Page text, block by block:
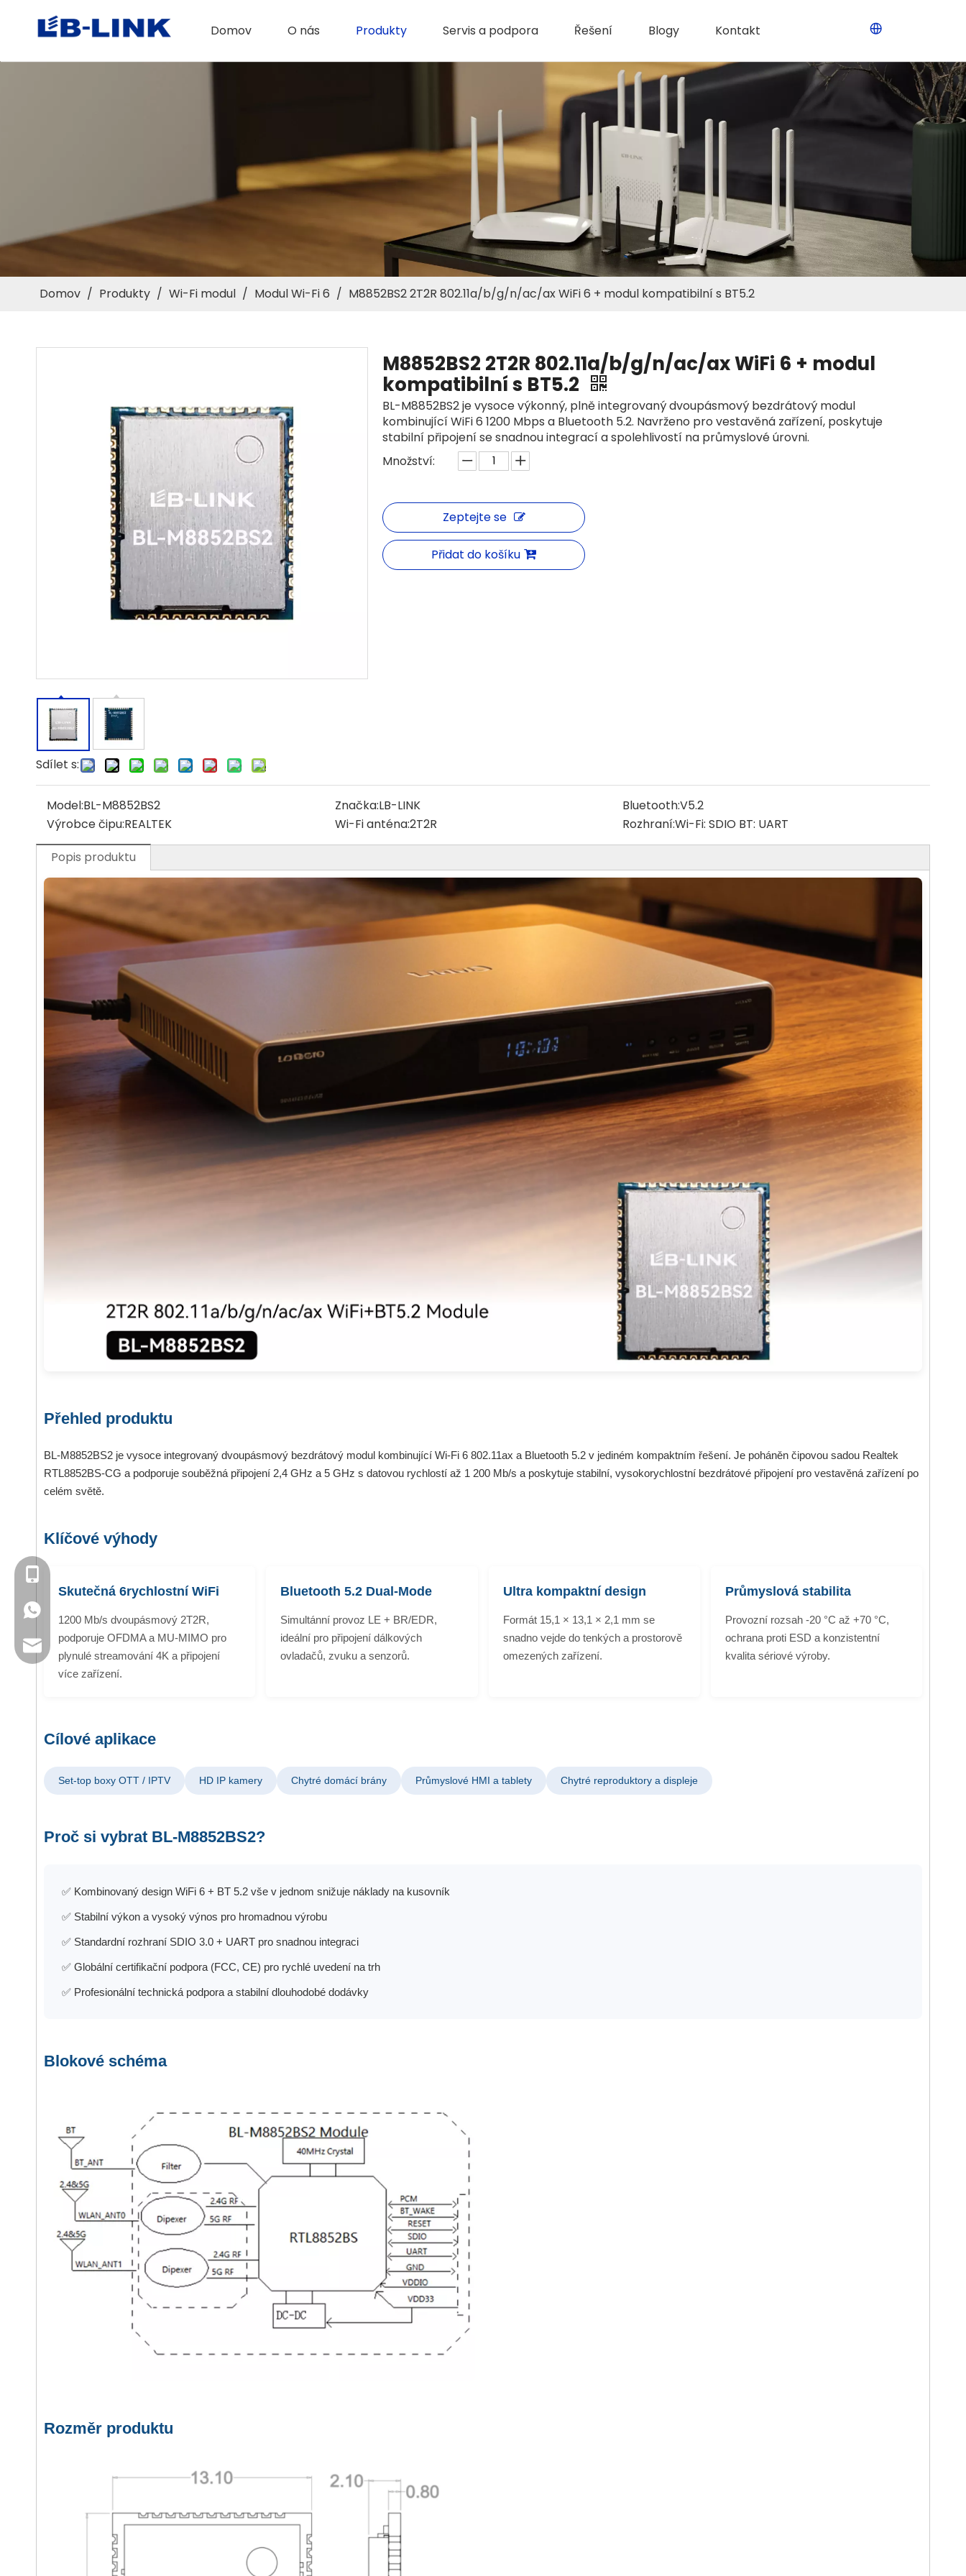
Domov O nás Produkty Servis a podpora Řešení Blogy Kontakt
Domov / Produkty / Wi-Fi modul / Modul Wi-Fi 6 / M8852BS2 2T2R 802.11a/b/g/n/ac/ax WiFi 6 + modul kompatibilní s BT5.2
Sdílet s:
M8852BS2 2T2R 802.11a/b/g/n/ac/ax WiFi 6 + modul
kompatibilní s BT5.2
BL-M8852BS2 je vysoce výkonný, plně integrovaný dvoupásmový bezdrátový modul
kombinující WiFi 6 1200 Mbps a Bluetooth 5.2. Navrženo pro vestavěná zařízení, poskytuje
stabilní připojení se snadnou integrací a spolehlivostí na průmyslové úrovni.
Množství:
Zeptejte se
Přidat do košíku
Model:BL-M8852BS2 Značka:LB-LINK Bluetooth:V5.2
Výrobce čipu:REALTEK Wi-Fi anténa:2T2R Rozhraní:Wi-Fi: SDIO BT: UART
Popis produktu
Přehled produktu
BL-M8852BS2 je vysoce integrovaný dvoupásmový bezdrátový modul kombinující Wi-Fi 6 802.11ax a Bluetooth 5.2 v jediném kompaktním řešení. Je poháněn čipovou sadou Realtek
RTL8852BS-CG a podporuje souběžná připojení 2,4 GHz a 5 GHz s datovou rychlostí až 1 200 Mb/s a poskytuje stabilní, vysokorychlostní bezdrátové připojení pro vestavěná zařízení po
celém světě.
Klíčové výhody
Skutečná 6rychlostní WiFi
1200 Mb/s dvoupásmový 2T2R,
podporuje OFDMA a MU-MIMO pro
plynulé streamování 4K a připojení
více zařízení.
Bluetooth 5.2 Dual-Mode
Simultánní provoz LE + BR/EDR,
ideální pro připojení dálkových
ovladačů, zvuku a senzorů.
Ultra kompaktní design
Formát 15,1 × 13,1 × 2,1 mm se
snadno vejde do tenkých a prostorově
omezených zařízení.
Průmyslová stabilita
Provozní rozsah -20 °C až +70 °C,
ochrana proti ESD a konzistentní
kvalita sériové výroby.
Cílové aplikace
Set-top boxy OTT / IPTV HD IP kamery Chytré domácí brány Průmyslové HMI a tablety Chytré reproduktory a displeje
Proč si vybrat BL-M8852BS2?
✅ Kombinovaný design WiFi 6 + BT 5.2 vše v jednom snižuje náklady na kusovník
✅ Stabilní výkon a vysoký výnos pro hromadnou výrobu
✅ Standardní rozhraní SDIO 3.0 + UART pro snadnou integraci
✅ Globální certifikační podpora (FCC, CE) pro rychlé uvedení na trh
✅ Profesionální technická podpora a stabilní dlouhodobé dodávky
Blokové schéma
Rozměr produktu
Obchodní e-mail: sales@lb-link.com
Technická podpora: info@lb-link.com